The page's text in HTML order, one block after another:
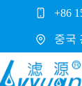
로
건
너
+86
중국